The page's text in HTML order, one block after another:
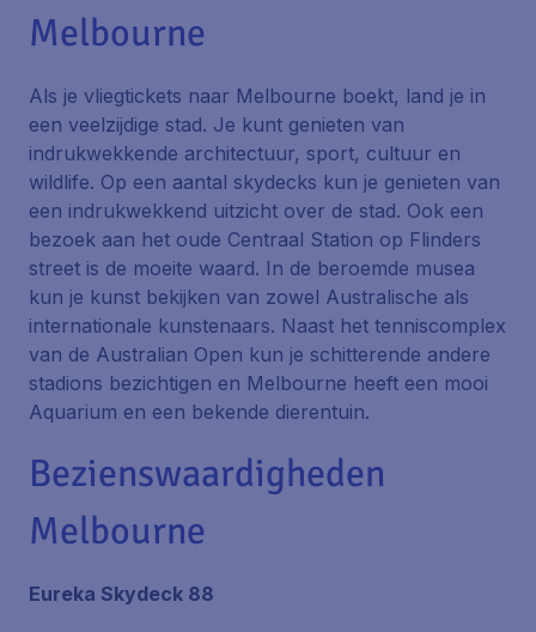
Melbourne
Als je vliegtickets naar Melbourne boekt, land je in
een veelzijdige stad. Je kunt genieten van
indrukwekkende architectuur, sport, cultuur en
wildlife. Op een aantal skydecks kun je genieten van
een indrukwekkend uitzicht over de stad. Ook een
bezoek aan het oude Centraal Station op Flinders
street is de moeite waard. In de beroemde musea
kun je kunst bekijken van zowel Australische als
internationale kunstenaars. Naast het tenniscomplex
van de Australian Open kun je schitterende andere
stadions bezichtigen en Melbourne heeft een mooi
Aquarium en een bekende dierentuin.
Bezienswaardigheden
Melbourne
Eureka Skydeck 88